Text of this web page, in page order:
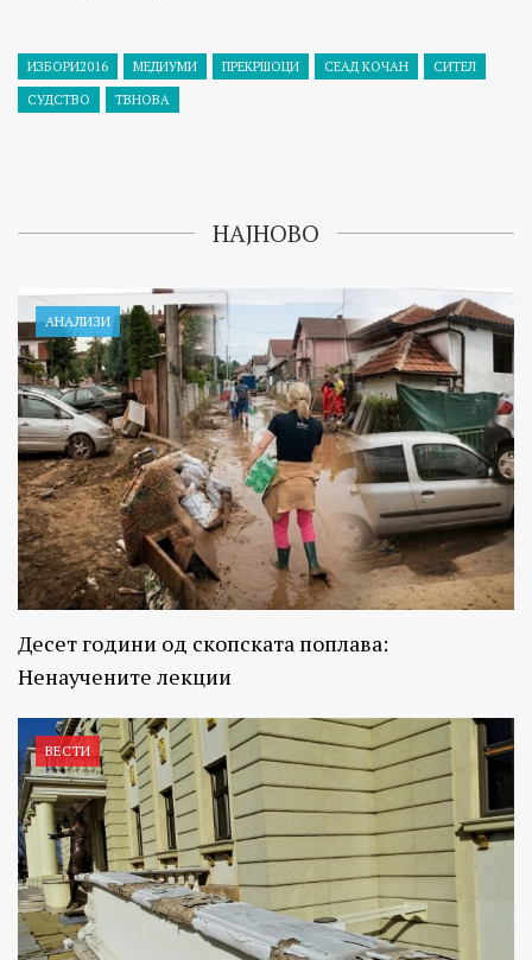
ИЗБОРИ2016 МЕДИУМИ ПРЕКРШОЦИ СЕАД КОЧАН
СИТЕЛ
СУДСТВО
ТВНОВА
НАЈНОВО
АНАЛИЗИ
Десет години од скопската поплава:
Ненаучените лекции
ВЕСТИ